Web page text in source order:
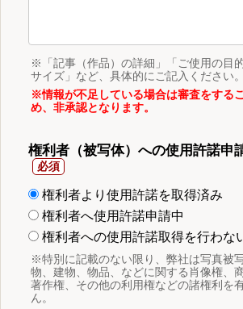
※「記事（作品）の詳細」「ご使用の目
サイズ」など、具体的にご記入ください。
※情報が不足している場合は審査をする
め、非承認となります。
権利者（被写体）への使用許諾申
権利者より使用許諾を取得済み
権利者へ使用許諾申請中
権利者への使用許諾取得を行わな
※特別に記載のない限り、弊社は写真被
物、建物、物品、などに関する肖像権、
著作権、その他の利用権などの諸権利を
ん。